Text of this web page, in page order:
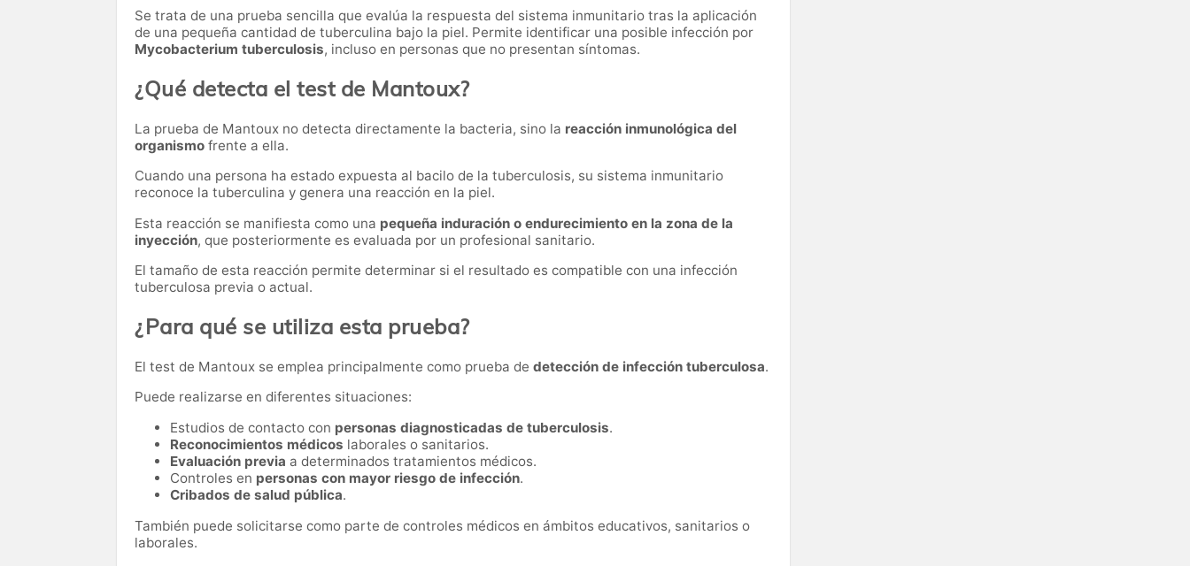
Se trata de una prueba sencilla que evalúa la respuesta del sistema inmunitario tras la aplicación
de una pequeña cantidad de tuberculina bajo la piel. Permite identificar una posible infección por
Mycobacterium tuberculosis, incluso en personas que no presentan síntomas.
¿Qué detecta el test de Mantoux?
La prueba de Mantoux no detecta directamente la bacteria, sino la reacción inmunológica del
organismo frente a ella.
Cuando una persona ha estado expuesta al bacilo de la tuberculosis, su sistema inmunitario
reconoce la tuberculina y genera una reacción en la piel.
Esta reacción se manifiesta como una pequeña induración o endurecimiento en la zona de la
inyección, que posteriormente es evaluada por un profesional sanitario.
El tamaño de esta reacción permite determinar si el resultado es compatible con una infección
tuberculosa previa o actual.
¿Para qué se utiliza esta prueba?
El test de Mantoux se emplea principalmente como prueba de detección de infección tuberculosa.
Puede realizarse en diferentes situaciones:
Estudios de contacto con personas diagnosticadas de tuberculosis.
Reconocimientos médicos laborales o sanitarios.
Evaluación previa a determinados tratamientos médicos.
Controles en personas con mayor riesgo de infección.
Cribados de salud pública.
También puede solicitarse como parte de controles médicos en ámbitos educativos, sanitarios o
laborales.